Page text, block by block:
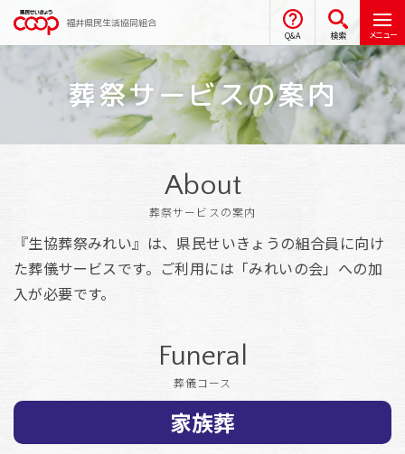
福井県民生活協同組合
Q&A 検索 メニュー
葬祭サービスの案内
About
葬祭サービスの案内
『生協葬祭みれい』は、県民せいきょうの組合員に向け
た葬儀サービスです。ご利用には「みれいの会」への加
入が必要です。
Funeral
葬儀コース
家族葬